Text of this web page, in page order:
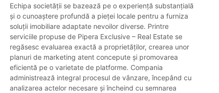
Echipa societății se bazează pe o experiență substanțială
și o cunoaștere profundă a pieței locale pentru a furniza
soluții imobiliare adaptate nevoilor diverse. Printre
serviciile propuse de Pipera Exclusive – Real Estate se
regăsesc evaluarea exactă a proprietăților, crearea unor
planuri de marketing atent concepute și promovarea
eficientă pe o varietate de platforme. Compania
administrează integral procesul de vânzare, începând cu
analizarea actelor necesare și încheind cu semnarea